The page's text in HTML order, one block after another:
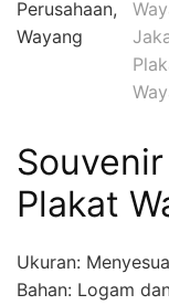
Plakat
Ukuran:
Bahan: Logam